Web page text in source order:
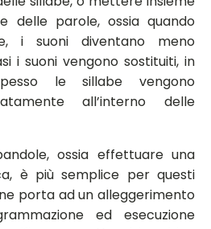
delle parole, ossia quando
i suoni diventano meno
i suoni vengono sostituiti, in
le sillabe vengono
all’interno delle
ossia effettuare una
è più semplice per questi
porta ad un alleggerimento
ed esecuzione